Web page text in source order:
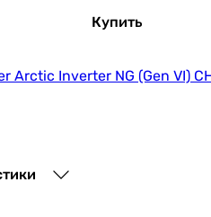
Купить
Arctic Inverter NG (Gen VI)